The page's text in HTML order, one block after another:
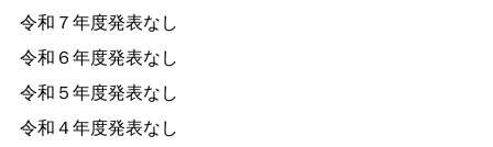
令和７年度発表なし
令和６年度発表なし
令和５年度発表なし
令和４年度発表なし